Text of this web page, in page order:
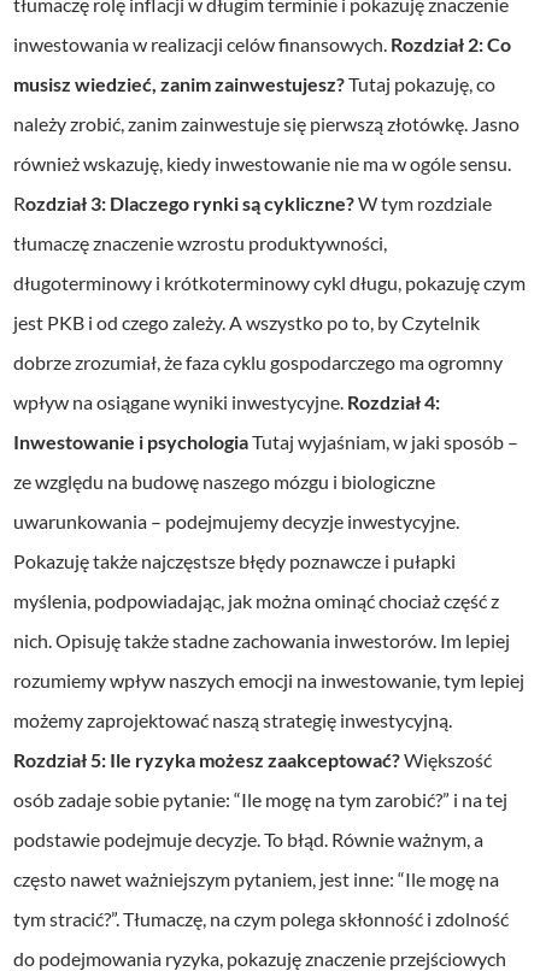
inwestowania w realizacji celów finansowych. Rozdział 2: Co
musisz wiedzieć, zanim zainwestujesz?Tutaj pokazuję, co
należy zrobić, zanim zainwestuje się pierwszą złotówkę. Jasno
również wskazuję, kiedy inwestowanie nie ma w ogóle sensu.
Rozdział 3: Dlaczego rynki są cykliczne?W tym rozdziale
tłumaczę znaczenie wzrostu produktywności,
długoterminowy i krótkoterminowy cykl długu, pokazuję czym
jest PKB i od czego zależy. A wszystko po to, by Czytelnik
dobrze zrozumiał, że faza cyklu gospodarczego ma ogromny
wpływ na osiągane wyniki inwestycyjne. Rozdział 4:
Inwestowanie i psychologiaTutaj wyjaśniam, w jaki sposób –
ze względu na budowę naszego mózgu i biologiczne
uwarunkowania – podejmujemy decyzje inwestycyjne.
Pokazuję także najczęstsze błędy poznawcze i pułapki
myślenia, podpowiadając, jak można ominąć chociaż część z
nich. Opisuję także stadne zachowania inwestorów. Im lepiej
rozumiemy wpływ naszych emocji na inwestowanie, tym lepiej
możemy zaprojektować naszą strategię inwestycyjną.
Rozdział 5: Ile ryzyka możesz zaakceptować?Większość
osób zadaje sobie pytanie: “Ile mogę na tym zarobić?” i na tej
podstawie podejmuje decyzje. To błąd. Równie ważnym, a
często nawet ważniejszym pytaniem, jest inne: “Ile mogę na
tym stracić?”. Tłumaczę, na czym polega skłonność i zdolność
do podejmowania ryzyka, pokazuję znaczenie przejściowych